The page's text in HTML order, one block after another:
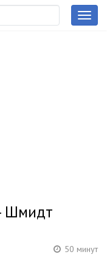
Шмидт
50 минут